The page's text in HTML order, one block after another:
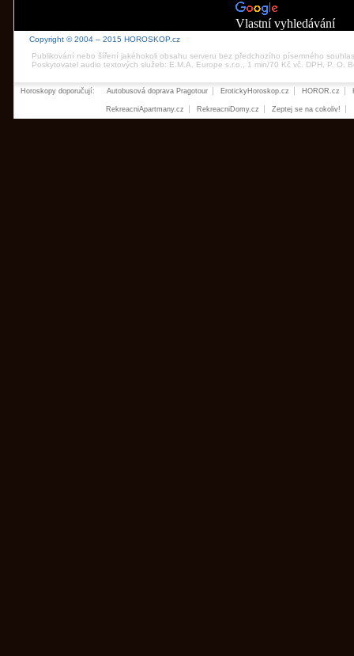
Vlastní vyhledávání
Copyright © 2004 – 2015 HOROSKOP.cz
Publikování nebo šíření jakéhokoli obsahu serveru bez předchozího písemného
Poskytovatel audio textových služeb: E.M.A. Europe s.r.o., 1 min/70 Kč vč. DPH, P. O.
Horoskopy doporučují: Autobusová doprava Pragotour ErotickyHoroskop.cz HOROR.cz
RekreacniApartmany.cz RekreacniDomy.cz Zeptej se na cokoliv!